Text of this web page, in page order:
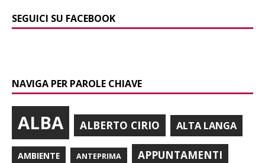
SEGUICI SU FACEBOOK
NAVIGA PER PAROLE CHIAVE
ALBA ALBERTO CIRIO ALTA LANGA
AMBIENTE ANTEPRIMA APPUNTAMENTI